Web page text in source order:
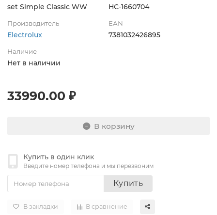
set Simple Classic WW НС-1660704
Производитель
Electrolux
EAN
7381032426895
Наличие
Нет в наличии
33990.00 ₽
В корзину
Купить в один клик
Введите номер телефона и мы перезвоним
Купить
В закладки В сравнение